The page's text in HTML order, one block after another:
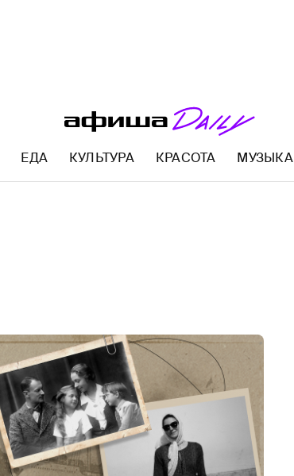
ЕДА КУЛЬТУРА КРАСОТА МУЗЫКА
AFISHA.RU